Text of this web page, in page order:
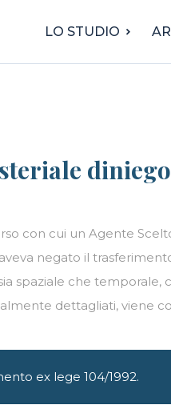
LO STUDIO
con cui un Agente
negato il
spaziale che
dettagliati, viene
ex lege 104/1992.